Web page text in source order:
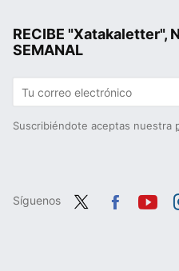
RECIBE "Xatakaletter",
SEMANAL
Suscribiéndote aceptas nuestra
Síguenos